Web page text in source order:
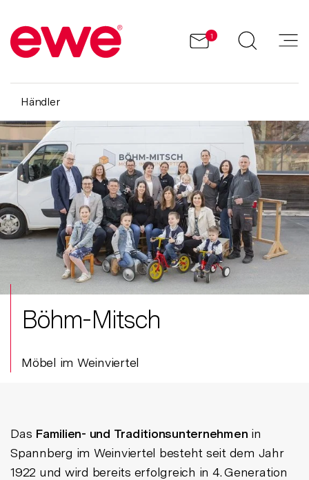
1
Händler
Böhm-Mitsch
Möbel im Weinviertel
Das Familien- und Traditionsunternehmen in
Spannberg im Weinviertel besteht seit dem Jahr
1922 und wird bereits erfolgreich in 4. Generation